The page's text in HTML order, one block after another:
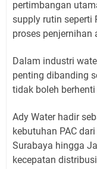
pertimbangan
supply rutin seperti
proses penjernihan
Dalam industri
penting dibanding
tidak boleh
Ady Water hadir
kebutuhan PAC
Surabaya hingga
kecepatan